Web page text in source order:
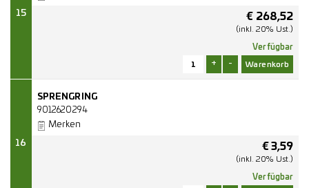
15 € 268,52
(inkl. 20% Ust.)
Verfügbar
+ -
16
SPRENGRING
9012620294
Merken
€ 3,59
(inkl. 20% Ust.)
Verfügbar